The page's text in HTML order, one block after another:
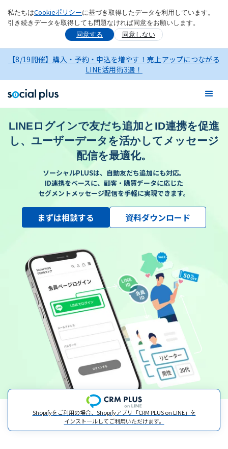
私たちはCookieポリシーに基づき取得したデータを利用しています。
引き続きデータを取得しても問題なければ同意をお願いします。
同意する
同意しない
【8/19開催】購入・予約・申込を増やす！売上アップにつながる
LINE活用術3選！
LINEログインで友だち追加とID連携を促進
し、ユーザーデータを活かしてメッセージ
配信を最適化。
ソーシャルPLUSは、自動友だち追加にも対応。
ID連携をベースに、顧客・購買データに応じた
セグメントメッセージ配信を手軽に実現できます。
まずは相談する 資料ダウンロード
Shopifyをご利用の場合、Shopifyアプリ「CRM PLUS on LINE」を
インスト―ルしてご利用いただけます。